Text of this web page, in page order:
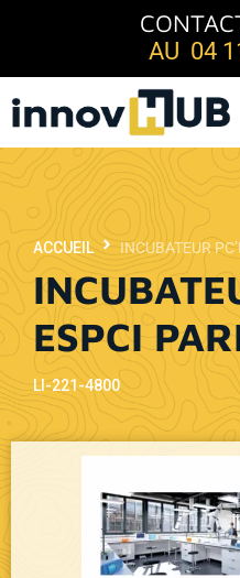
AU 04
ESPCI
ACCUEIL INCUBATEUR
LI-221-4800